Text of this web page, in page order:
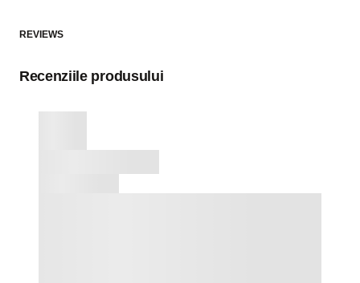
REVIEWS
Recenziile produsului